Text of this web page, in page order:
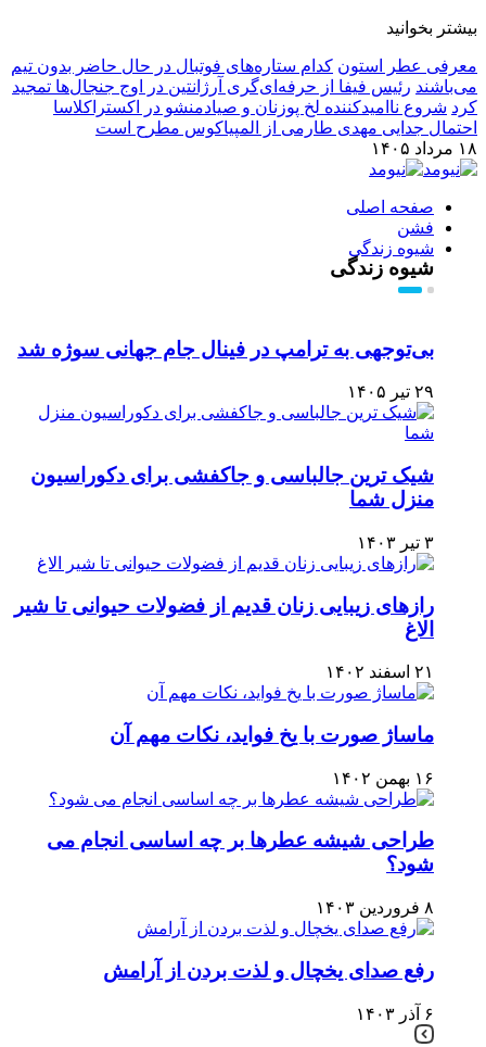
بیشتر بخوانید
معرفی عطر استون کدام ستاره‌های فوتبال در حال حاضر بدون تیم
می‌باشند رئیس فیفا از حرفه‌ای‌گری آرژانتین در اوج جنجال‌ها تمجید
کرد شروع ناامیدکننده لخ پوزنان و صیادمنشو در اکستراکلاسا
احتمال جدایی مهدی طارمی از المپیاکوس مطرح است
۱۸ مرداد ۱۴۰۵
صفحه اصلی
فشن
شیوه زندگی
شیوه زندگی
بی‌توجهی به ترامپ در فینال جام جهانی سوژه شد
۲۹ تیر ۱۴۰۵
شیک ترین جالباسی و جاکفشی برای دکوراسیون
منزل شما
۳ تیر ۱۴۰۳
رازهای زیبایی زنان قدیم از فضولات حیوانی تا شیر
الاغ
۲۱ اسفند ۱۴۰۲
ماساژ صورت با یخ فواید، نکات مهم آن
۱۶ بهمن ۱۴۰۲
طراحی شیشه عطرها بر چه اساسی انجام می
شود؟
۸ فروردین ۱۴۰۳
رفع صدای یخچال و لذت بردن از آرامش
۶ آذر ۱۴۰۳